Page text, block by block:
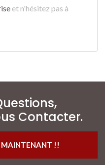
et n'hésitez pas à
Contacter.
MAINTENANT !!